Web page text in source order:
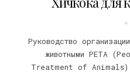
Руководство
животными PETA
Treatment of Animals)